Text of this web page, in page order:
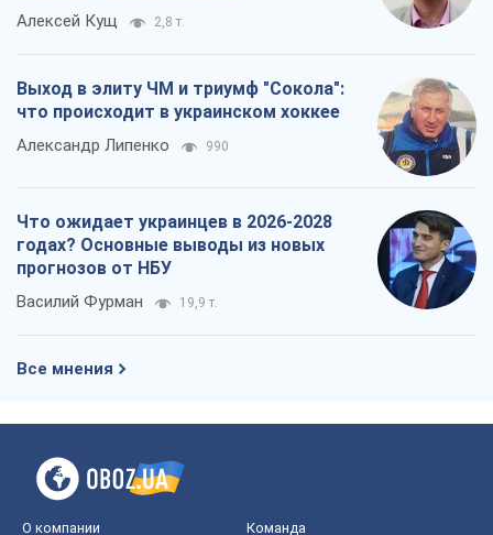
Алексей Кущ 2,8 т.
Выход в элиту ЧМ и триумф "Сокола":
что происходит в украинском хоккее
Александр Липенко 990
Что ожидает украинцев в 2026-2028
годах? Основные выводы из новых
прогнозов от НБУ
Василий Фурман 19,9 т.
Все мнения
О компании Команда